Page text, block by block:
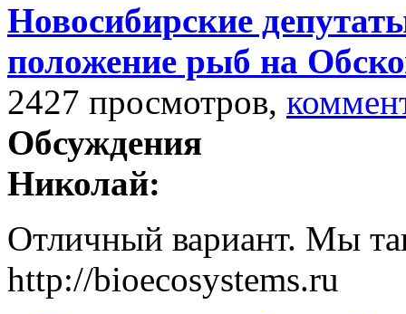
Новосибирские
положение рыб на
2427 просмотров,
Обсуждения
Николай:
Отличный вариант. Мы
http://bioecosystems.ru